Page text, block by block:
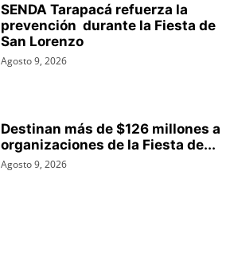
SENDA Tarapacá refuerza la
prevención durante la Fiesta de
San Lorenzo
Agosto 9, 2026
Destinan más de $126 millones a
organizaciones de la Fiesta de...
Agosto 9, 2026